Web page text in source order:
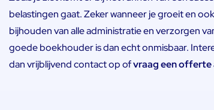
belastingen gaat. Zeker wanneer je groeit en
bijhouden van alle administratie en verzorgen
goede boekhouder is dan echt onmisbaar.
dan vrijblijvend contact op ofvraag een offerte